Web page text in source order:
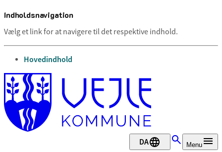
Indholdsnavigation
Vælg et link for at navigere til det respektive indhold.
gå til
Hovedindhold
DA Menu